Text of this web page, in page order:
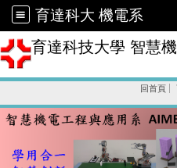
育達科大 機電系
育達科技大學 智慧
回首頁